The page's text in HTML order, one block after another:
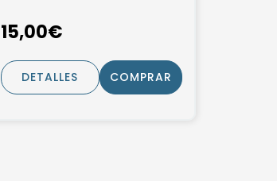
15,00€
DETALLES COMPRAR